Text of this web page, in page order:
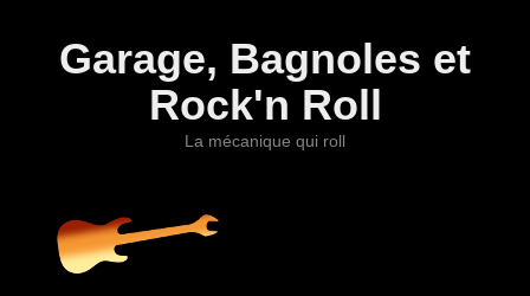
Garage, Bagnoles et
Rock'n Roll
La mécanique qui roll